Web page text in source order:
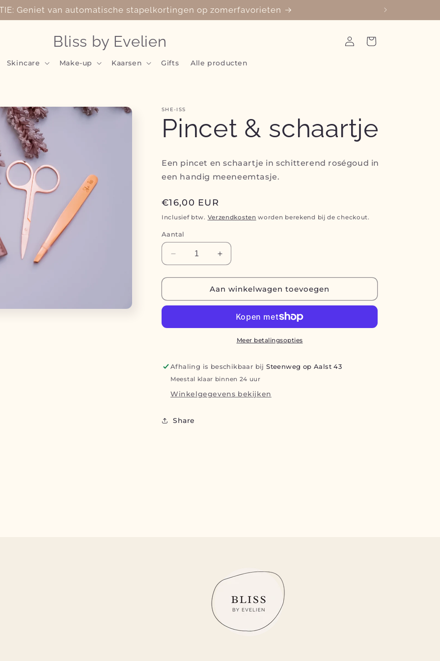
Geniet van automatische stapelkortingen op zomerfavorieten
Bliss by Evelien
Skincare Make-up Kaarsen Gifts Alle producten
Inloggen
Winkelwagen
SHE-ISS
Pincet & schaartje
Een pincet en schaartje in schitterend roségoud in
een handig meeneemtasje.
Normale
prijs
€16,00 EUR
Inclusief btw. Verzendkosten worden berekend bij de checkout.
Aantal
Aantal
verlagen
voor
&amp;
Aantal
verhogen
voor
Pincet
&amp;
Aan winkelwagen toevoegen
Meer betalingsopties
Afhaling is beschikbaar bijSteenweg op Aalst 43
Meestal klaar binnen 24 uur
Winkelgegevens bekijken
Share